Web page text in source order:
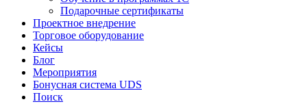
Подарочные сертификаты
Проектное внедрение
Торговое оборудование
Кейсы
Блог
Мероприятия
Бонусная система UDS
Поиск